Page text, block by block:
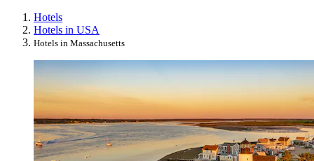
Hotels
Hotels in USA
Hotels in Massachusetts